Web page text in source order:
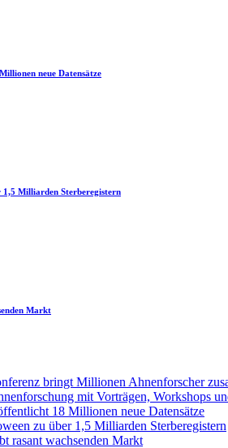
neue Datensätze
Milliarden Sterberegistern
Markt
bringt Millionen Ahnenforscher
mit Vorträgen, Workshops
18 Millionen neue Datensätze
zu über 1,5 Milliarden Sterberegistern
rasant wachsenden Markt